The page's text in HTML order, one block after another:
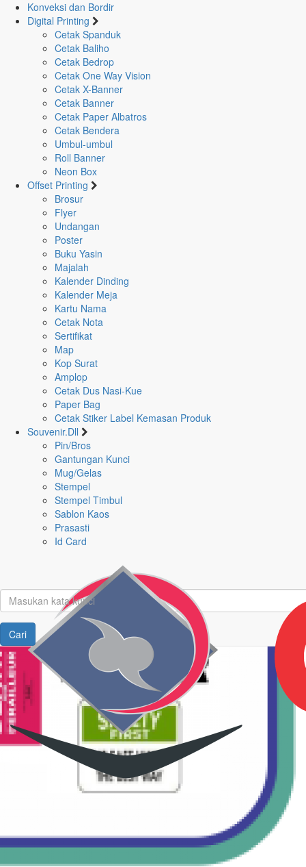
Konveksi dan Bordir
Digital Printing
Cetak Spanduk
Cetak Baliho
Cetak Bedrop
Cetak One Way Vision
Cetak X-Banner
Cetak Banner
Cetak Paper Albatros
Cetak Bendera
Umbul-umbul
Roll Banner
Neon Box
Offset Printing
Brosur
Flyer
Undangan
Poster
Buku Yasin
Majalah
Kalender Dinding
Kalender Meja
Kartu Nama
Cetak Nota
Sertifikat
Map
Kop Surat
Amplop
Cetak Dus Nasi-Kue
Paper Bag
Cetak Stiker Label Kemasan Produk
Souvenir.Dll
Pin/Bros
Gantungan Kunci
Mug/Gelas
Stempel
Stempel Timbul
Sablon Kaos
Prasasti
Id Card
JASA
CETAK
TENTANG
KAMI
ALAMAT
KAMI
Login
Password
mendaftar!
Indonesia
English
Cari
Home
Digital Printing
STIKER
STIKER